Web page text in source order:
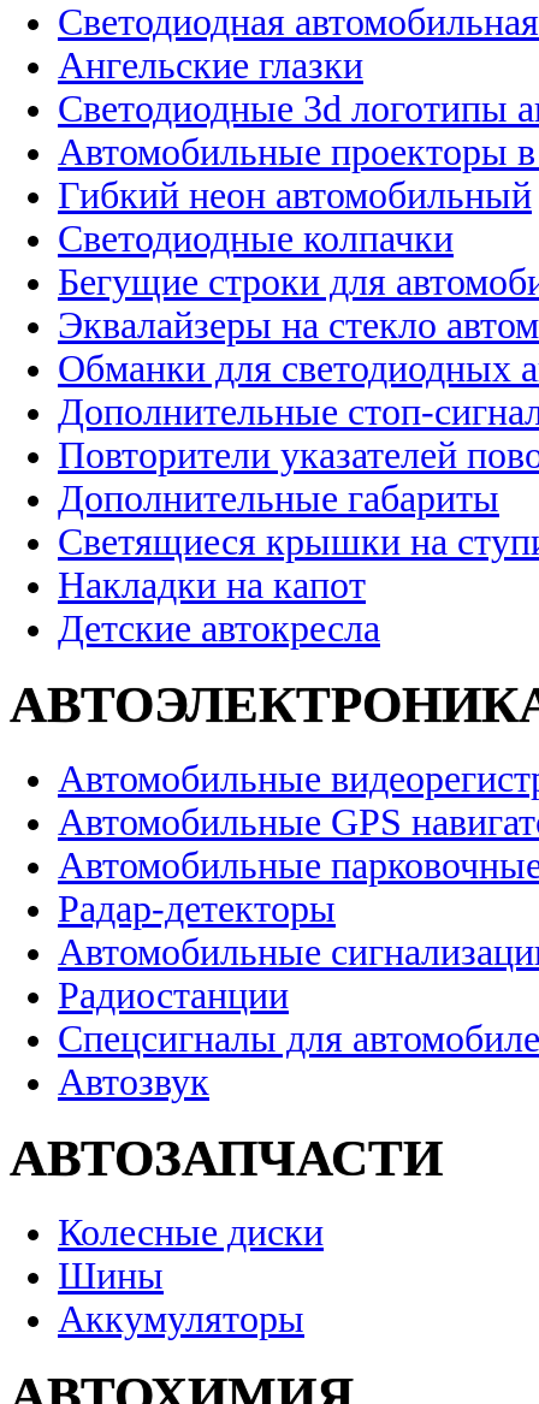
Светодиодная
Ангельские глазки
Светодиодные 3d логотипы
Автомобильные проекторы
Гибкий неон автомобильный
Светодиодные колпачки
Бегущие строки для
Эквалайзеры на стекло
Обманки для светодиодных
Дополнительные стоп-
Повторители указателей
Дополнительные габариты
Светящиеся крышки на
Накладки на капот
Детские автокресла
Автомобильные
Автомобильные GPS
Автомобильные
Радар-детекторы
Автомобильные
Радиостанции
Спецсигналы для
Автозвук
АВТОЗАПЧАСТИ
Колесные диски
Шины
Аккумуляторы